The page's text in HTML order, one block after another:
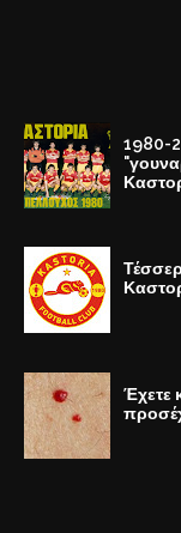
1980-
Έχετε